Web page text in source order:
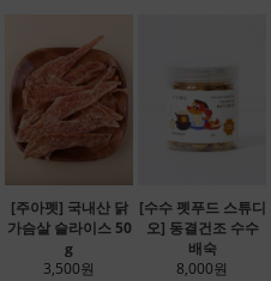
[주아펫] 국내산 닭
가슴살 슬라이스 50
g
3,500원
[수수 펫푸드 스튜디
오] 동결건조 수수
배숙
8,000원